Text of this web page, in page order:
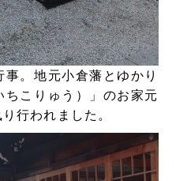
。地元小倉藩とゆかり
こりゅう）」のお家元
行われました。